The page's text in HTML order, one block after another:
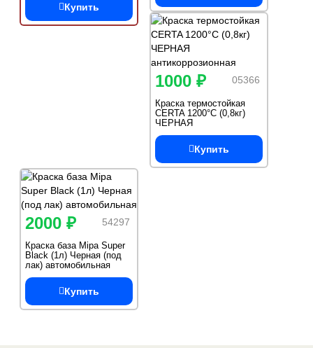
Купить
05366
1000 ₽
Краска термостойкая
CERTA 1200°С (0,8кг)
ЧЕРНАЯ
антикоррозионная
Купить
54297
2000 ₽
Краска база Mipa Super
Black (1л) Черная (под
лак) автомобильная
Купить